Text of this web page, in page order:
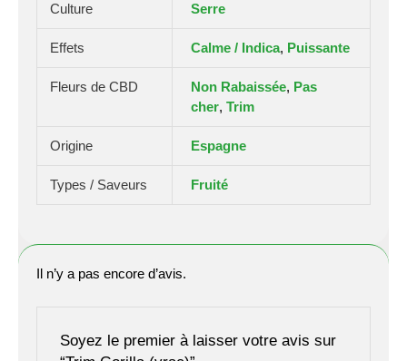
Culture Serre
Effets Calme / Indica, Puissante
Fleurs de CBD Non Rabaissée, Pas
cher,Trim
Origine Espagne
Types / Saveurs Fruité
Il n’y a pas encore d’avis.
Soyez le premier à laisser votre avis sur